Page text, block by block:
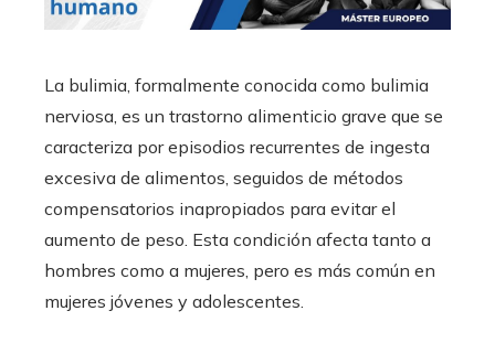
La bulimia, formalmente conocida como bulimia
nerviosa, es un trastorno alimenticio grave que se
caracteriza por episodios recurrentes de ingesta
excesiva de alimentos, seguidos de métodos
compensatorios inapropiados para evitar el
aumento de peso. Esta condición afecta tanto a
hombres como a mujeres, pero es más común en
mujeres jóvenes y adolescentes.